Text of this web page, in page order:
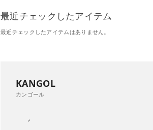
最近チェックしたアイテム
最近チェックしたアイテムはありません。
KANGOL
カンゴール